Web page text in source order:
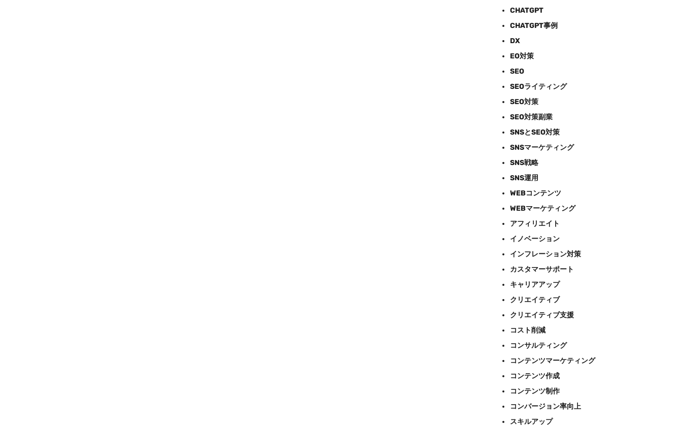
CHATGPT
CHATGPT事例
DX
EO対策
SEO
SEOライティング
SEO対策
SEO対策副業
SNSとSEO対策
SNSマーケティング
SNS戦略
SNS運用
WEBコンテンツ
WEBマーケティング
アフィリエイト
イノベーション
インフレーション対策
カスタマーサポート
キャリアアップ
クリエイティブ
クリエイティブ支援
コスト削減
コンサルティング
コンテンツマーケティング
コンテンツ作成
コンテンツ制作
コンバージョン率向上
スキルアップ